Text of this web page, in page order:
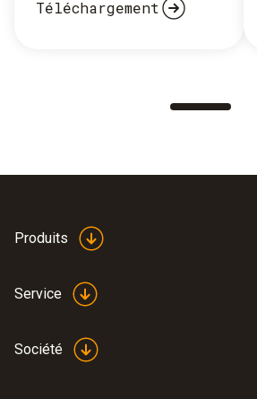
Téléchargement
Produits
Service
Société